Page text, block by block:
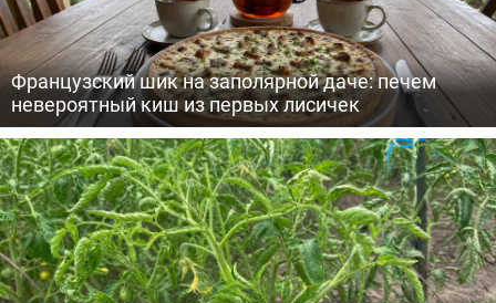
Французский шик на заполярной даче: печем
невероятный киш из первых лисичек